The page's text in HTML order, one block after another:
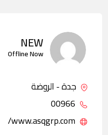
NEW
Offline Now
جدة - الروضة